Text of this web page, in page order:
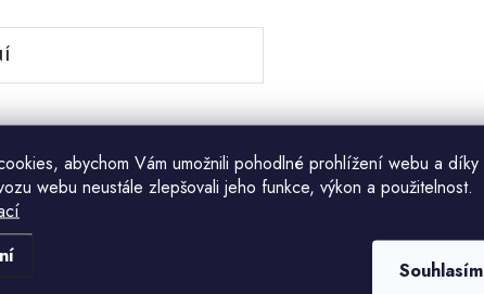
abychom Vám umožnili pohodlné prohlížení webu a díky
webu neustále zlepšovali jeho funkce, výkon a použitelnost.
Souhlasím